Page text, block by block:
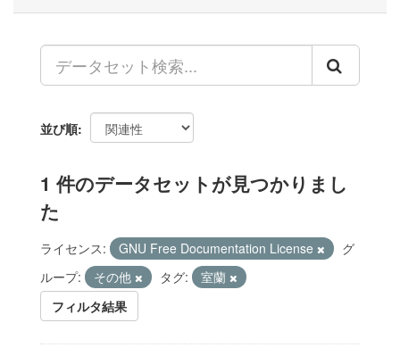
並び順
1 件のデータセットが見つかりまし
た
ライセンス: GNU Free Documentation License
グ
ループ:
その他 タグ:
室蘭
フィルタ結果